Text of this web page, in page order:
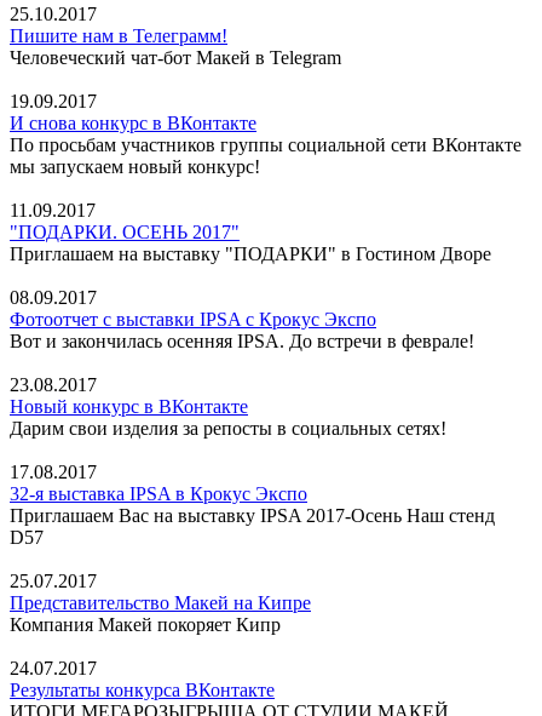
25.10.2017
Пишите нам в Телеграмм!
Человеческий чат-бот Макей в Telegram
19.09.2017
И снова конкурс в ВКонтакте
По просьбам участников группы социальной сети ВКонтакте
мы запускаем новый конкурс!
11.09.2017
"ПОДАРКИ. ОСЕНЬ 2017"
Приглашаем на выставку "ПОДАРКИ" в Гостином Дворе
08.09.2017
Фотоотчет с выставки IPSA с Крокус Экспо
Вот и закончилась осенняя IPSA. До встречи в феврале!
23.08.2017
Новый конкурс в ВКонтакте
Дарим свои изделия за репосты в социальных сетях!
17.08.2017
32-я выставка IPSA в Крокус Экспо
Приглашаем Вас на выставку IPSA 2017-Осень Наш стенд
D57
25.07.2017
Представительство Макей на Кипре
Компания Макей покоряет Кипр
24.07.2017
Результаты конкурса ВКонтакте
ИТОГИ МЕГАРОЗЫГРЫША ОТ СТУДИИ МАКЕЙ